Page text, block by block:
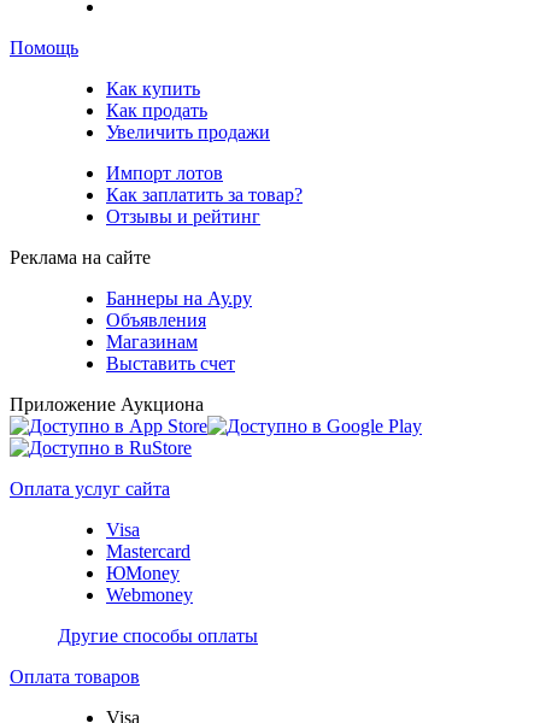
Помощь
Как купить
Как продать
Увеличить продажи
Импорт лотов
Как заплатить за товар?
Отзывы и рейтинг
Реклама на сайте
Баннеры на Ау.ру
Объявления
Магазинам
Выставить счет
Приложение Аукциона
Оплата услуг сайта
Visa
Mastercard
ЮMoney
Webmoney
Другие способы оплаты
Оплата товаров
Visa